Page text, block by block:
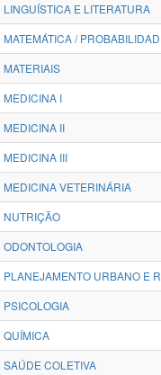
LINGUÍSTICA E LITERATURA
MATEMÁTICA /
MATERIAIS
MEDICINA I
MEDICINA II
MEDICINA III
MEDICINA VETERINÁRIA
NUTRIÇÃO
ODONTOLOGIA
PLANEJAMENTO URBANO E
PSICOLOGIA
QUÍMICA
SAÚDE COLETIVA